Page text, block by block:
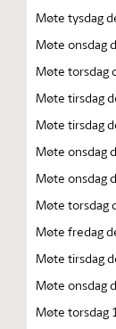
Møte tysdag
Møte onsdag
Møte torsdag
Møte tirsdag
Møte tirsdag
Møte onsdag
Møte onsdag
Møte torsdag
Møte fredag
Møte tirsdag
Møte onsdag
Møte torsdag